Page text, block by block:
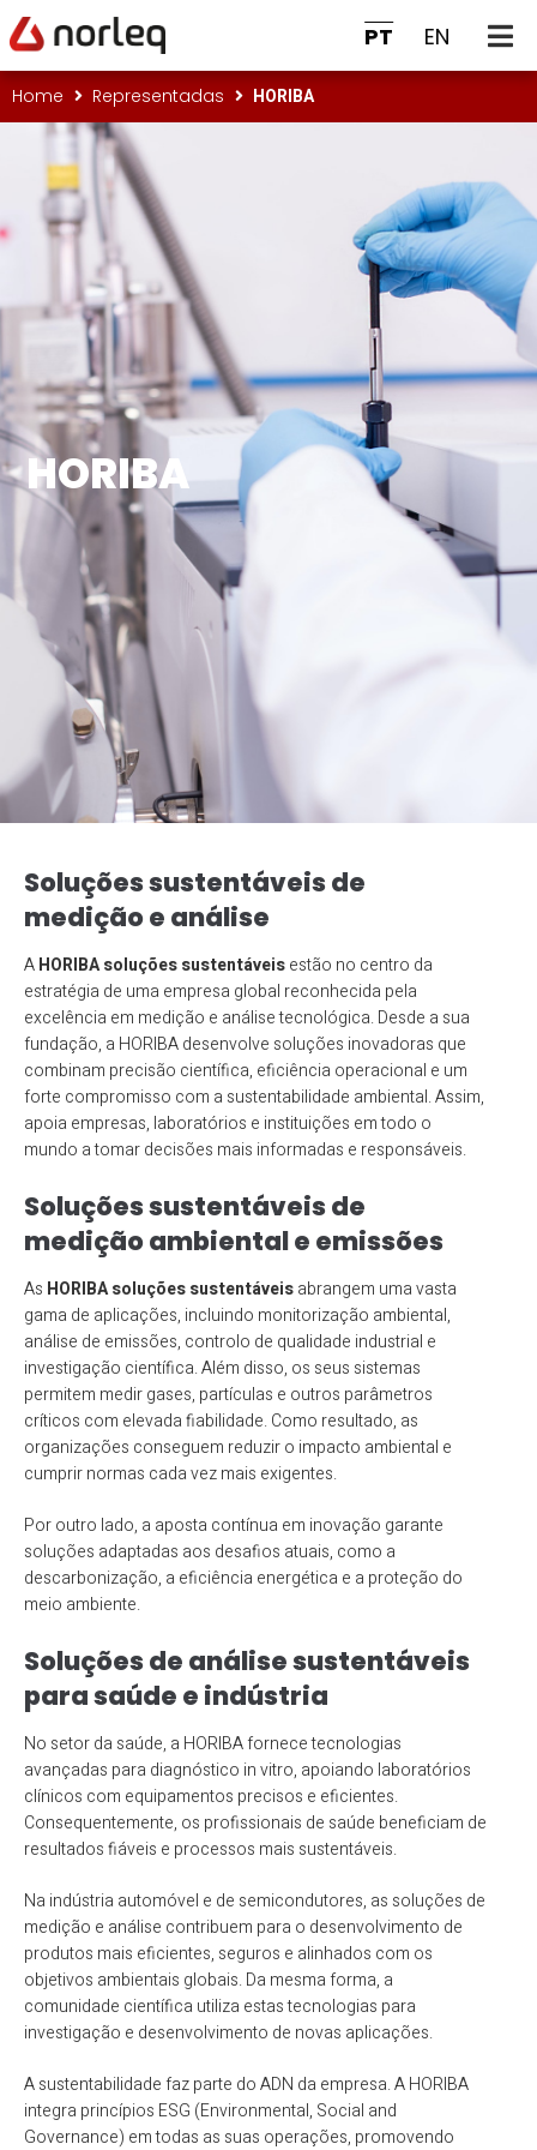
PT EN
Home Representadas HORIBA
HORIBA
Soluções sustentáveis de
medição e análise
AHORIBA soluções sustentáveisestão no centro da
estratégia de uma empresa global reconhecida pela
excelência em medição e análise tecnológica. Desde a sua
fundação, a HORIBA desenvolve soluções inovadoras que
combinam precisão científica, eficiência operacional e um
forte compromisso com a sustentabilidade ambiental. Assim,
apoia empresas, laboratórios e instituições em todo o
mundo a tomar decisões mais informadas e responsáveis.
Soluções sustentáveis de
medição ambiental e emissões
As HORIBA soluções sustentáveisabrangem uma vasta
gama de aplicações, incluindo monitorização ambiental,
análise de emissões, controlo de qualidade industrial e
investigação científica. Além disso, os seus sistemas
permitem medir gases, partículas e outros parâmetros
críticos com elevada fiabilidade. Como resultado, as
organizações conseguem reduzir o impacto ambiental e
cumprir normas cada vez mais exigentes.
Por outro lado, a aposta contínua em inovação garante
soluções adaptadas aos desafios atuais, como a
descarbonização, a eficiência energética e a proteção do
meio ambiente.
Soluções de análise sustentáveis
para saúde e indústria
No setor da saúde, a HORIBA fornece tecnologias
avançadas para diagnóstico in vitro, apoiando laboratórios
clínicos com equipamentos precisos e eficientes.
Consequentemente, os profissionais de saúde beneficiam de
resultados fiáveis e processos mais sustentáveis.
Na indústria automóvel e de semicondutores, as soluções de
medição e análise contribuem para o desenvolvimento de
produtos mais eficientes, seguros e alinhados com os
objetivos ambientais globais. Da mesma forma, a
comunidade científica utiliza estas tecnologias para
investigação e desenvolvimento de novas aplicações.
A sustentabilidade faz parte do ADN da empresa. A HORIBA
integra princípios ESG (Environmental, Social and
Governance) em todas as suas operações, promovendo